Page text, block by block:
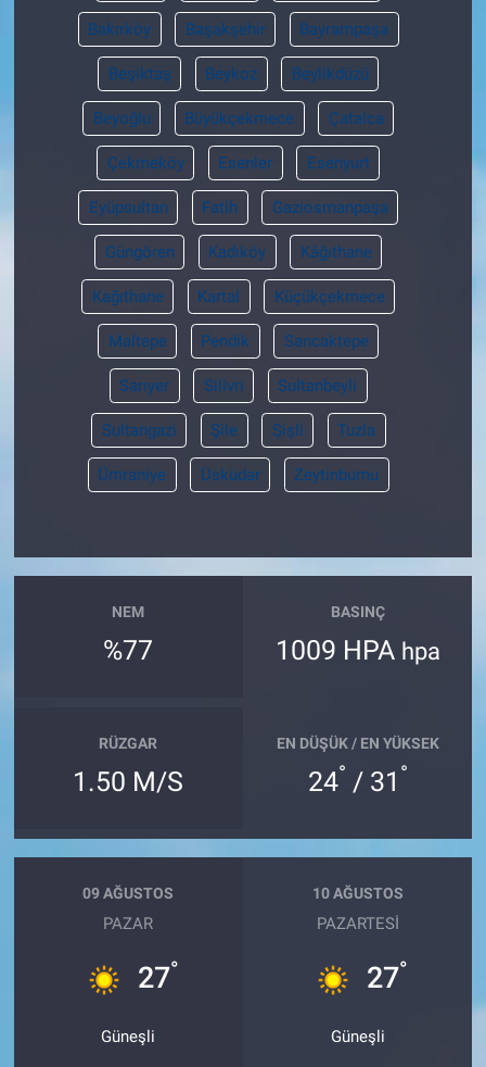
Bakırköy Başakşehir Bayrampaşa
Beşiktaş Beykoz Beylikdüzü
Beyoğlu Büyükçekmece Çatalca
Çekmeköy Esenler Esenyurt
Eyüpsultan Fatih Gaziosmanpaşa
Güngören Kadıköy Kâğıthane
Kağıthane Kartal Küçükçekmece
Maltepe Pendik Sancaktepe
Sarıyer Silivri Sultanbeyli
Sultangazi Şile Şişli Tuzla
Ümraniye Üsküdar Zeytinburnu
NEM
%77
BASINÇ
1009 HPA hpa
RÜZGAR
1.50 M/S
EN DÜŞÜK / EN YÜKSEK
24° / 31 °
09 AĞUSTOS
PAZAR
27°
Güneşli
10 AĞUSTOS
PAZARTESI
27°
Güneşli